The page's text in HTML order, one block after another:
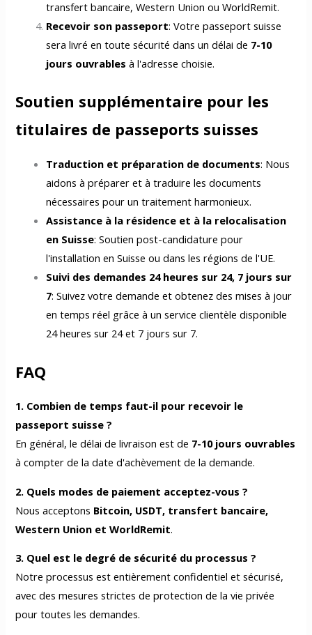
transfert bancaire, Western Union ou WorldRemit.
Recevoir son passeport: Votre passeport suisse
sera livré en toute sécurité dans un délai de 7-10
jours ouvrables à l'adresse choisie.
Soutien supplémentaire pour les
titulaires de passeports suisses
Traduction et préparation de documents: Nous
aidons à préparer et à traduire les documents
nécessaires pour un traitement harmonieux.
Assistance à la résidence et à la relocalisation
en Suisse: Soutien post-candidature pour
l'installation en Suisse ou dans les régions de l'UE.
Suivi des demandes 24 heures sur 24, 7 jours sur
7: Suivez votre demande et obtenez des mises à jour
en temps réel grâce à un service clientèle disponible
24 heures sur 24 et 7 jours sur 7.
FAQ
1. Combien de temps faut-il pour recevoir le
passeport suisse ?
En général, le délai de livraison est de 7-10 jours ouvrables
à compter de la date d'achèvement de la demande.
2. Quels modes de paiement acceptez-vous ?
Nous acceptons Bitcoin, USDT, transfert bancaire,
Western Union et WorldRemit.
3. Quel est le degré de sécurité du processus ?
Notre processus est entièrement confidentiel et sécurisé,
avec des mesures strictes de protection de la vie privée
pour toutes les demandes.